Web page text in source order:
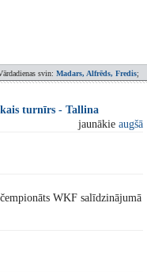
svin: Madars, Alfrēds, Fredis;
turnīrs - Tallina
jaunākie augšā
WKF salīdzinājumā